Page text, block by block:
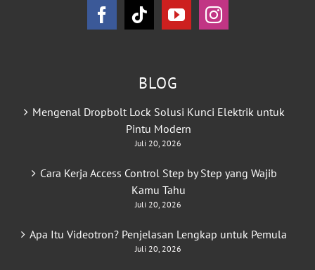
BLOG
Mengenal Dropbolt Lock Solusi Kunci Elektrik untuk
Pintu Modern
Juli 20, 2026
Cara Kerja Access Control Step by Step yang Wajib
Kamu Tahu
Juli 20, 2026
Apa Itu Videotron? Penjelasan Lengkap untuk Pemula
Juli 20, 2026